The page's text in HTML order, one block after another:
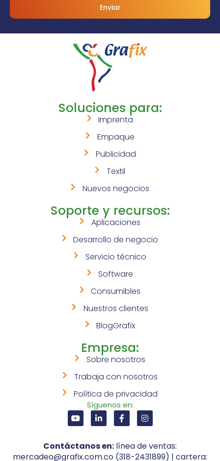
Enviar
Soluciones para:
Imprenta
Empaque
Publicidad
Textil
Nuevos negocios
Soporte y recursos:
Aplicaciones
Desarrollo de negocio
Servicio técnico
Software
Consumibles
Nuestros clientes
BlogGrafix
Empresa:
Sobre nosotros
Trabaja con nosotros
Política de privacidad
Síguenos en:
Contáctanos en: línea de ventas:
mercadeo@grafix.com.co (318-2431899) | cartera: